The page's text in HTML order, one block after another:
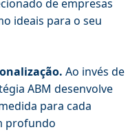
de empresas
ideais para o seu
Ao invés de
ABM desenvolve
para cada
profundo